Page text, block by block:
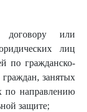
договору или
лиц
по гражданско-
занятых
по направлению
защите;